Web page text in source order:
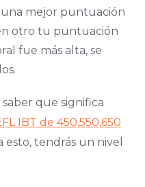
mejor puntuación
otro tu puntuación
fue más alta, se
que significa
IBT de 450,550,650
tendrás un nivel